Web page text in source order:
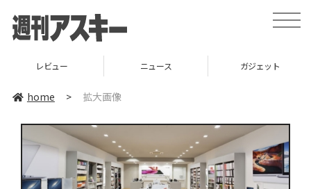
toggle
レビュー ニュース ガジェット
home > 拡大画像